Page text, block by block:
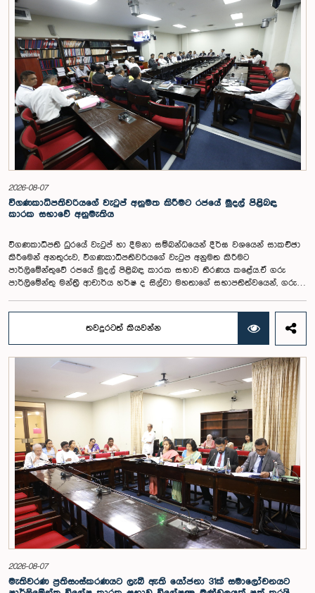
2026-08-07
විගණකාධිපතිවරියගේ වැටුප් අනුමත කිරීමට රජයේ මුදල් පිළිබඳ
කාරක සභාවේ අනුමැතිය
විගණකාධිපති ධුරයේ වැටුප් හා දීමනා සම්බන්ධයෙන් දීර්ඝ වශයෙන් සාකච්ඡා
කිරීමෙන් අනතුරුව, විගණකාධිපතිවරියගේ වැටුප අනුමත කිරීමට
පාර්ලිමේන්තුවේ රජයේ මුදල් පිළිබඳ කාරක සභාව තීරණය කළේය.ඒ ගරු
පාර්ලිමේන්තු මන්ත්‍රී ආචාර්ය හර්ෂ ද සිල්වා මහතාගේ සභාපතිත්වයෙන්, ගරු
බස්නායක, එම්.කේ.එම්. අස්ලම්, තිලිණ සමරකෝන් සහ චම්පික හෙට්ටිආරච්චි
යන මහත්ම මහත්මීන්ගේ සහභාගීත්වයෙන් මෙම කාරක සභාව
පාර්ලිමේන්තුවේදී පසුගියදා (04) රැස්වූ අවස්ථාවේදීය. ශ්‍රී ලංකා ප්‍රජාතාන්ත්‍රික
සමාජවාදී ජනරජයේ ආණ්ඩුක්‍රම ව්‍යවස්ථාවේ 153(2) ව්‍යවස්ථාව ප්‍රකාරව
විගණකාධිපති ධුරයේ වැටුප් සම්බන්ධයෙන් අදාළ යෝජනාව කාරක සභාවේ
අවධානයට යොමු කර තිබිණි.එහිදී විගණකාධිපතිවරියගේ වගකීම්, රාජ්‍ය මූල්‍ය
අධීක්ෂණය හා විගණන ක්ෂේත්‍රයේ ස්වාධීනත්වය ඇතුළු කරුණු සැලකිල්ලට
ගනිමින් වැටුප් මට්ටම පිළිබඳව කාරක සභා සභාපතිවරයා ඇතුළු මන්ත්‍රීවරුන්
විසින් අදහස් හා යෝජනා ඉදිරිපත් කරන ලදී. ආණ්ඩුක්‍රම ව්‍යස්ථාවේ 170 වෙනි
ව්‍යවස්ථාව ප්‍රකාරව විගණකාධිපති රාජ්‍ය සේවකයකු නොවන බවත් පවත්නා
රාජ්‍ය වැටුප් පරිමාණයෙන් බැහැරව විගණකාධිපතිවරයාගේ වැටුප සඳහා
විශේෂ සැලකිල්ලක් යොමු කළ හැකි බවත් මෙහිදි වැඩිදුරටත් අදහස් දක්වමින්
කාරක සභාව පවසා සිටියේය. යොජිත වැටුප, මීට පෙර සිටි
විගණකාධිපතිවරුන්ගේ වැටුප් ද සලකා බලමින් මෙම තිරණයට එළඹුණ බව
නිලධාරීන් විසින් පවසන ලදී. මිට පෙර, එය ජාතික වැටුප් හා සේවක සංඛ්‍යා
කොමිෂන් සභාවෙන් තිරණය කළ ද වර්තමානයේ එවැනි කොමිසමක් නොමැති
බවත් නිලධාරීහු සදහන් කළහ.විගණකාධිපතිවරිය සඳහා යෝජිත වැටුප්
මට්ටම අනුමත කළ ද, එම තනතුරට පැවරී ඇති වගකීම් සහ කාර්යභාරය
සැලකිල්ලට ගනිමින් වැටුප තවදුරටත් ඉහළ මට්ටමක පැවතිය යුතු බවට කාරක
සභා සභාපතිවරයා ඇතුළු මන්ත්‍රීවරුන්ගේ අදහස විය. ඒ අනුව, අදාළ වැටුප්
මට්ටම සම්බන්ධයෙන් ඉදිරියේදී තවදුරටත් අවධානය යොමු කර අවශ්‍ය තීරණ
ගැනීමේ අවශ්‍යතාව ද කාරක සභාවේදී පෙන්වා දුන් අතර ස්ථිර සහ ස්වධින
තවදුරටත් කියවන්න
2026-08-07
මැතිවරණ ප්‍රතිසංස්කරණයට ලැබී ඇති යෝජනා 31ක් සමාලෝචනයට